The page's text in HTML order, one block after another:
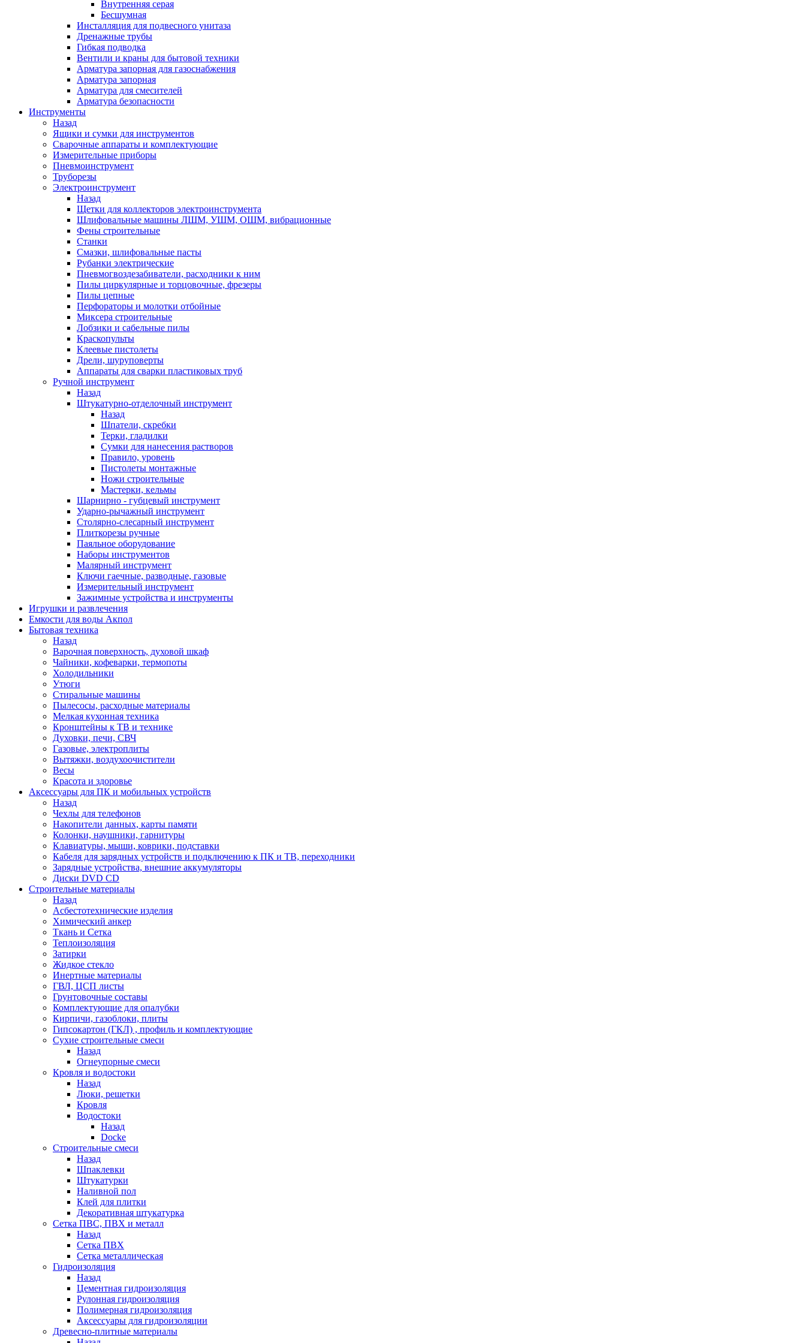
Внутренняя серая
Бесшумная
Инсталляция для подвесного унитаза
Дренажные трубы
Гибкая подводка
Вентили и краны для бытовой техники
Арматура запорная для газоснабжения
Арматура запорная
Арматура для смесителей
Арматура безопасности
Инструменты
Назад
Ящики и сумки для инструментов
Сварочные аппараты и комплектующие
Измерительные приборы
Пневмоинструмент
Труборезы
Электроинструмент
Назад
Щетки для коллекторов электроинструмента
Шлифовальные машины ЛШМ, УШМ, ОШМ, вибрационные
Фены строительные
Станки
Смазки, шлифовальные пасты
Рубанки электрические
Пневмогвоздезабиватели, расходники к ним
Пилы циркулярные и торцовочные, фрезеры
Пилы цепные
Перфораторы и молотки отбойные
Миксера строительные
Лобзики и сабельные пилы
Краскопульты
Клеевые пистолеты
Дрели, шуруповерты
Аппараты для сварки пластиковых труб
Ручной инструмент
Назад
Штукатурно-отделочный инструмент
Назад
Шпатели, скребки
Терки, гладилки
Сумки для нанесения растворов
Правило, уровень
Пистолеты монтажные
Ножи строительные
Мастерки, кельмы
Шарнирно - губцевый инструмент
Ударно-рычажный инструмент
Столярно-слесарный инструмент
Плиткорезы ручные
Паяльное оборудование
Наборы инструментов
Малярный инструмент
Ключи гаечные, разводные, газовые
Измерительный инструмент
Зажимные устройства и инструменты
Игрушки и развлечения
Емкости для воды Акпол
Бытовая техника
Назад
Варочная поверхность, духовой шкаф
Чайники, кофеварки, термопоты
Холодильники
Утюги
Стиральные машины
Пылесосы, расходные материалы
Мелкая кухонная техника
Кронштейны к ТВ и технике
Духовки, печи, СВЧ
Газовые, электроплиты
Вытяжки, воздухоочистители
Весы
Красота и здоровье
Аксессуары для ПК и мобильных устройств
Назад
Чехлы для телефонов
Накопители данных, карты памяти
Колонки, наушники, гарнитуры
Клавиатуры, мыши, коврики, подставки
Кабеля для зарядных устройств и подключению к ПК и ТВ, переходники
Зарядные устройства, внешние аккумуляторы
Диски DVD CD
Строительные материалы
Назад
Асбестотехнические изделия
Химический анкер
Ткань и Сетка
Теплоизоляция
Затирки
Жидкое стекло
Инертные материалы
ГВЛ, ЦСП листы
Грунтовочные составы
Комплектующие для опалубки
Кирпичи, газоблоки, плиты
Гипсокартон (ГКЛ) , профиль и комплектующие
Сухие строительные смеси
Назад
Огнеупорные смеси
Кровля и водостоки
Назад
Люки, решетки
Кровля
Водостоки
Назад
Docke
Строительные смеси
Назад
Шпаклевки
Штукатурки
Наливной пол
Клей для плитки
Декоративная штукатурка
Сетка ПВС, ПВХ и металл
Назад
Сетка ПВХ
Сетка металлическая
Гидроизоляция
Назад
Цементная гидроизоляция
Рулонная гидроизоляция
Полимерная гидроизоляция
Аксессуары для гидроизоляции
Древесно-плитные материалы